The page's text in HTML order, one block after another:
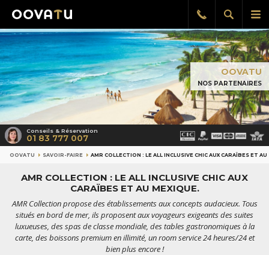
le
Afficher
la
Rappel
gratuit
OOVATU
NOS PARTENAIRES
Conseils & Réservation
01 83 777 007
OOVATU SAVOIR-FAIRE AMR COLLECTION : LE ALL INCLUSIVE CHIC AUX CARAÏBES ET AU
AMR COLLECTION : LE ALL INCLUSIVE CHIC AUX
CARAÏBES ET AU MEXIQUE.
AMR Collection propose des établissements aux concepts audacieux. Tous
situés en bord de mer, ils proposent aux voyageurs exigeants des suites
luxueuses, des spas de classe mondiale, des tables gastronomiques à la
carte, des boissons premium en illimité, un room service 24 heures/24 et
bien plus encore !